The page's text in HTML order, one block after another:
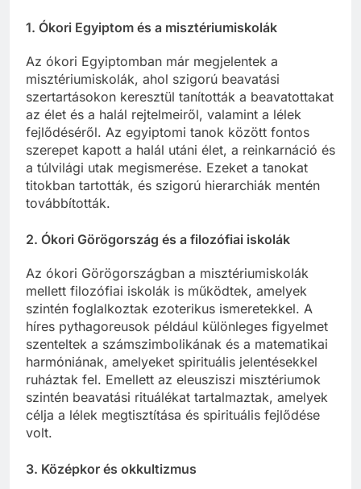
1. Ókori Egyiptom és a misztériumiskolák
Az ókori Egyiptomban már megjelentek a
misztériumiskolák, ahol szigorú beavatási
szertartásokon keresztül tanították a beavatottakat
az élet és a halál rejtelmeiről, valamint a lélek
fejlődéséről. Az egyiptomi tanok között fontos
szerepet kapott a halál utáni élet, a reinkarnáció és
a túlvilági utak megismerése. Ezeket a tanokat
titokban tartották, és szigorú hierarchiák mentén
továbbították.
2. Ókori Görögország és a filozófiai iskolák
Az ókori Görögországban a misztériumiskolák
mellett filozófiai iskolák is működtek, amelyek
szintén foglalkoztak ezoterikus ismeretekkel. A
híres pythagoreusok például különleges figyelmet
szenteltek a számszimbolikának és a matematikai
harmóniának, amelyeket spirituális jelentésekkel
ruháztak fel. Emellett az eleusziszi misztériumok
szintén beavatási rituálékat tartalmaztak, amelyek
célja a lélek megtisztítása és spirituális fejlődése
volt.
3. Középkor és okkultizmus